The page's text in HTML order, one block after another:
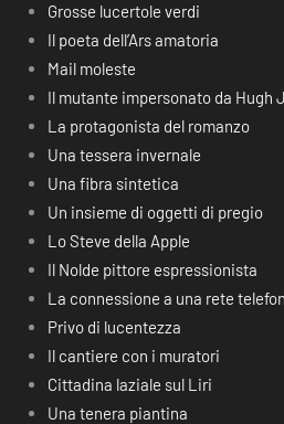
Grosse lucertole verdi
Il poeta dell’Ars amatoria
Mail moleste
Il mutante impersonato da Hugh
La protagonista del romanzo
Una tessera invernale
Una fibra sintetica
Un insieme di oggetti di pregio
Lo Steve della Apple
Il Nolde pittore espressionista
La connessione a una rete
Privo di lucentezza
Il cantiere con i muratori
Cittadina laziale sul Liri
Una tenera piantina